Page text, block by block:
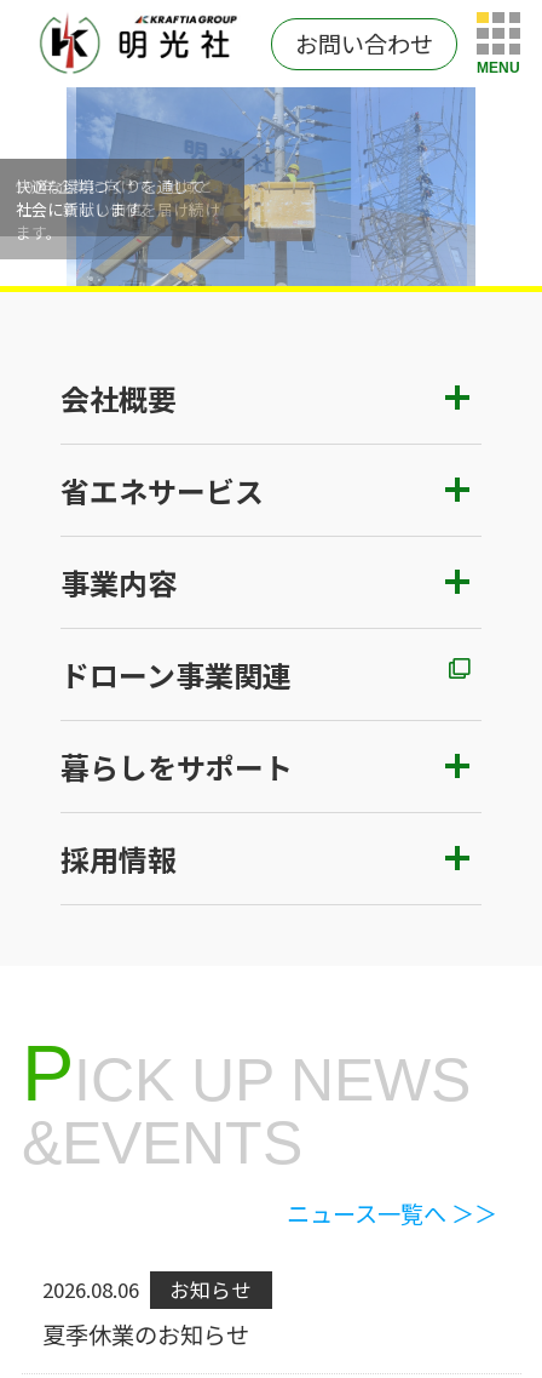
お問い合わせ
MENU
100年企業に向けて、地域と
社会に新しい価値を届け続け
ます。
快適な環境づくりを通して
社会に貢献します。
会社概要
省エネサービス
事業内容
ドローン事業関連
暮らしをサポート
採用情報
PICK UP NEWS
&EVENTS
ニュース一覧へ ＞＞
2026.08.06 お知らせ
夏季休業のお知らせ